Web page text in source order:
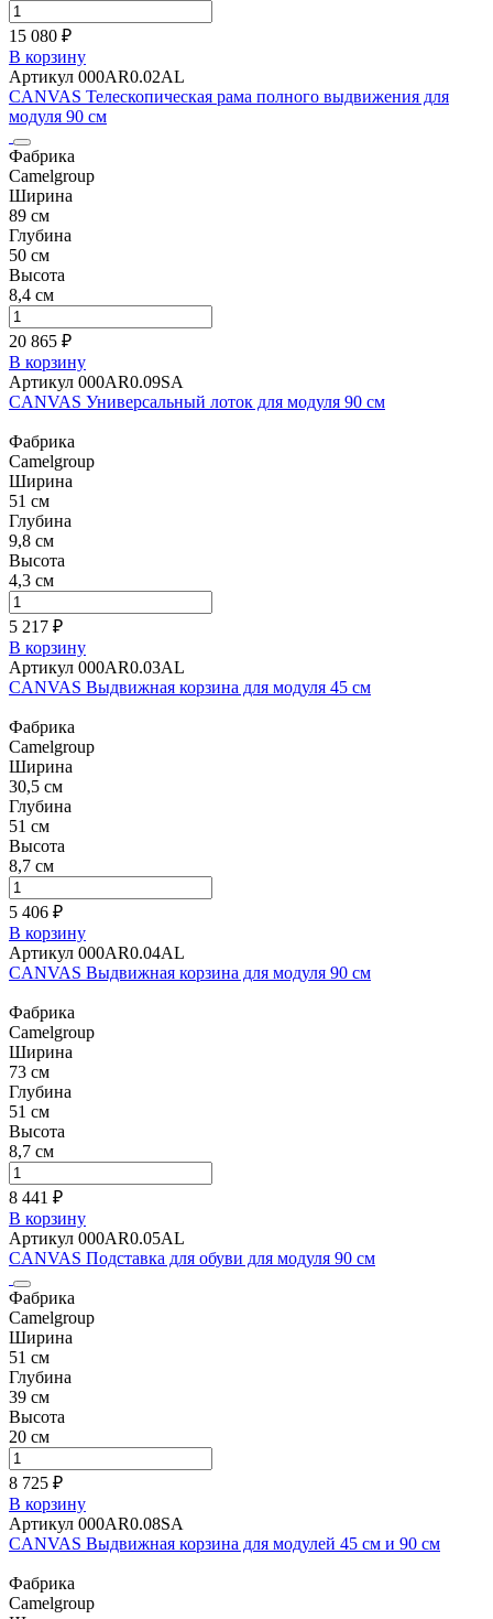
15 080 ₽
В корзину
Артикул 000AR0.02AL
CANVAS Телескопическая рама полного выдвижения для
модуля 90 см
Фабрика
Camelgroup
Ширина
89 см
Глубина
50 см
Высота
8,4 см
20 865 ₽
В корзину
Артикул 000AR0.09SA
CANVAS Универсальный лоток для модуля 90 см
Фабрика
Camelgroup
Ширина
51 см
Глубина
9,8 см
Высота
4,3 см
5 217 ₽
В корзину
Артикул 000AR0.03AL
CANVAS Выдвижная корзина для модуля 45 см
Фабрика
Camelgroup
Ширина
30,5 см
Глубина
51 см
Высота
8,7 см
5 406 ₽
В корзину
Артикул 000AR0.04AL
CANVAS Выдвижная корзина для модуля 90 см
Фабрика
Camelgroup
Ширина
73 см
Глубина
51 см
Высота
8,7 см
8 441 ₽
В корзину
Артикул 000AR0.05AL
CANVAS Подставка для обуви для модуля 90 см
Фабрика
Camelgroup
Ширина
51 см
Глубина
39 см
Высота
20 см
8 725 ₽
В корзину
Артикул 000AR0.08SA
CANVAS Выдвижная корзина для модулей 45 см и 90 см
Фабрика
Camelgroup